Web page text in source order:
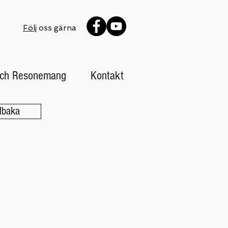
Följ oss gärna
Resonemang Kontakt